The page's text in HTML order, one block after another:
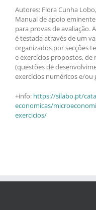
Autores: Flora Cunha
Manual de apoio
para provas de avaliação.
é testada através de um
organizados por secções
e exercícios propostos, de
(questões de
exercícios numéricos e/ou
+info: https://silabo.pt/
economicas/
exercicios/